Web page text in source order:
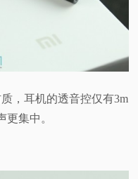
，耳机的透音控仅有3m
更集中。